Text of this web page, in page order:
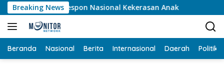
Langsung
ke
konten
Breaking News
Kekerasan Anak
Beranda Nasional Berita Internasional Daerah Politik